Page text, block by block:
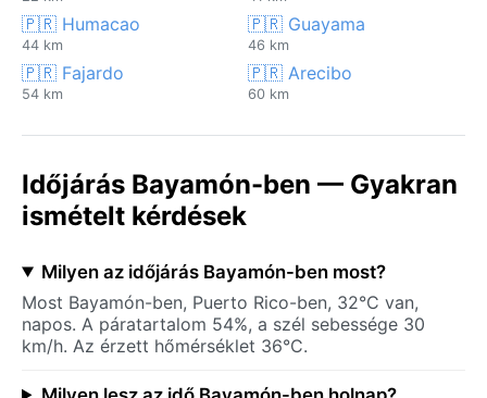
🇵🇷 Humacao
44 km
🇵🇷 Guayama
46 km
🇵🇷 Fajardo
54 km
🇵🇷 Arecibo
60 km
Időjárás Bayamón-ben — Gyakran
ismételt kérdések
Milyen az időjárás Bayamón-ben most?
Most Bayamón-ben, Puerto Rico-ben, 32°C van,
napos. A páratartalom 54%, a szél sebessége 30
km/h. Az érzett hőmérséklet 36°C.